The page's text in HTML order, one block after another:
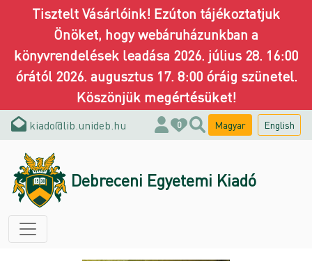
Tisztelt Vásárlóink! Ezúton tájékoztatjuk
Önöket, hogy webáruházunkban a
könyvrendelések leadása 2026. július 28. 16:00
órától 2026. augusztus 17. 8:00 óráig szünetel.
Köszönjük megértésüket!
kiado@lib.unideb.hu 0 Magyar English
Debreceni Egyetemi Kiadó